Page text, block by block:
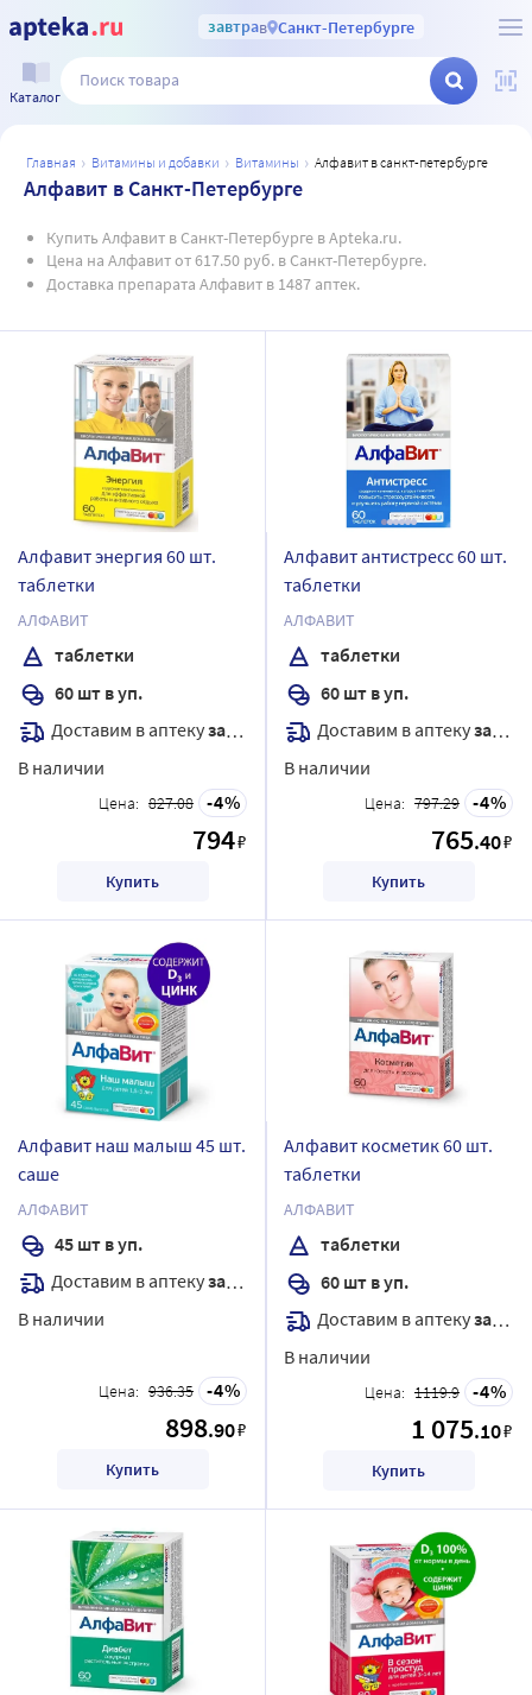
завтрав Санкт-Петербурге
Каталог
главная витамины и добавки витамины алфавит в санкт-петербурге
Алфавит в Санкт-Петербурге
Купить Алфавит в Санкт-Петербурге в Apteka.ru.
Цена на Алфавит от 617.50 руб. в Санкт-Петербурге.
Доставка препарата Алфавит в 1487 аптек.
Алфавит энергия 60 шт.
таблетки
АЛФАВИТ
таблетки
60 шт в уп.
Доставим в аптекузавтра
В наличии
Цена: 827.08 4
794₽
Купить
Алфавит антистресс 60 шт.
таблетки
АЛФАВИТ
таблетки
60 шт в уп.
Доставим в аптекузавтра
В наличии
Цена: 797.29 4
765.40₽
Купить
Алфавит наш малыш 45 шт.
саше
АЛФАВИТ
45 шт в уп.
Доставим в аптекузавтра
В наличии
Цена: 936.35 4
898.90₽
Купить
Алфавит косметик 60 шт.
таблетки
АЛФАВИТ
таблетки
60 шт в уп.
Доставим в аптекузавтра
В наличии
Цена: 1119.9 4
1 075.10₽
Купить